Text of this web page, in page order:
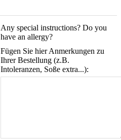
Any special instructions? Do you
have an allergy?
Fügen Sie hier Anmerkungen zu
Ihrer Bestellung (z.B.
Intoleranzen, Soße extra...):